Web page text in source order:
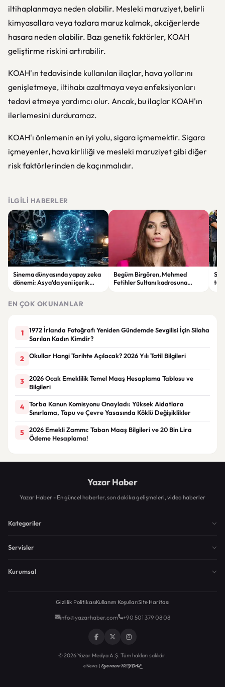
iltihaplanmaya neden olabilir. Mesleki maruziyet, belirli
kimyasallara veya tozlara maruz kalmak, akciğerlerde
hasara neden olabilir. Bazı genetik faktörler, KOAH
geliştirme riskini artırabilir.
KOAH'ın tedavisinde kullanılan ilaçlar, hava yollarını
genişletmeye, iltihabı azaltmaya veya enfeksiyonları
tedavi etmeye yardımcı olur. Ancak, bu ilaçlar KOAH'ın
ilerlemesini durduramaz.
KOAH'ı önlemenin en iyi yolu, sigara içmemektir. Sigara
içmeyenler, hava kirliliği ve mesleki maruziyet gibi diğer
risk faktörlerinden de kaçınmalıdır.
İLGILI HABERLER
Sinema dünyasında yapay zeka
dönemi: Asya’da yeni içerik
Begüm Birgören, Mehmed
Fetihler Sultanı kadrosuna
EN ÇOK OKUNANLAR
1
1972 İrlanda Fotoğrafı Yeniden Gündemde Sevgilisi İçin Silaha
Sarılan Kadın Kimdir?
2 Okullar Hangi Tarihte Açılacak? 2026 Yılı Tatil Bilgileri
3
2026 Ocak Emeklilik Temel Maaş Hesaplama Tablosu ve
Bilgileri
4
Torba Kanun Komisyonu Onayladı: Yüksek Aidatlara
Sınırlama, Tapu ve Çevre Yasasında Köklü Değişiklikler
5
2026 Emekli Zammı: Taban Maaş Bilgileri ve 20 Bin Lira
Ödeme Hesaplama!
Yazar Haber
Yazar Haber - En güncel haberler, son dakika gelişmeleri, video haberler
Kategoriler
Servisler
Kurumsal
Gizlilik PolitikasıKullanım KoşullarıSite Haritası
info@yazarhaber.com +90 501 379 08 08
© 2026 Yazar Medya A.Ş. Tüm hakları saklıdır.
eNews |Egemen KEYDAL